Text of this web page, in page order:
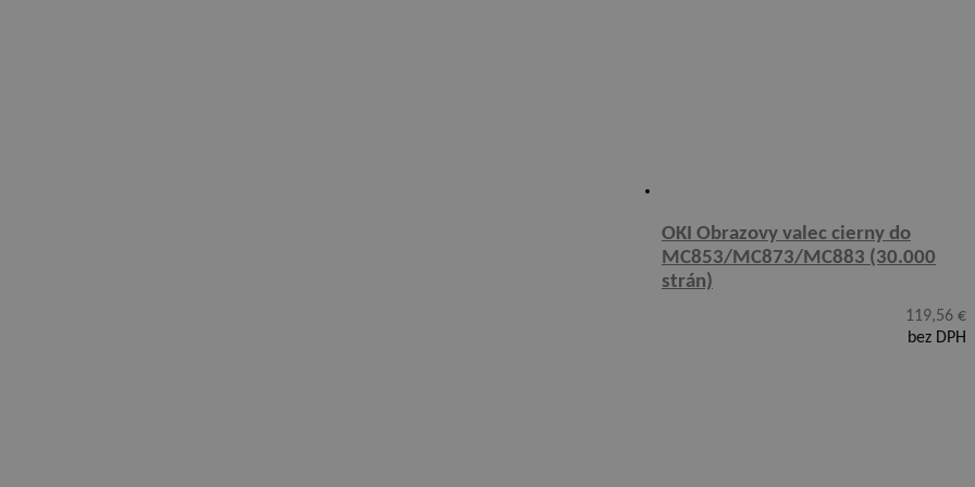
OKI Obrazovy valec cierny do
MC853/MC873/MC883 (30.000
strán)
119,56 €
bez DPH